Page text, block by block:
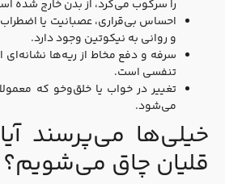
را سرکوب می‌کرد، از بدن خارج شده
احساس بی‌قراری، عصبانیت یا
و روانی به نیکوتین وجود دارد.
سرفه و دفع مخاط از ریه‌ها نشانه‌ای
تنفسی است.
تغییر در خواب یا خلق‌وخو که
می‌شود.
خیلی‌ها می‌پرسند
قلیان چاق می‌شویم؟